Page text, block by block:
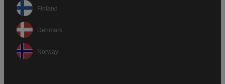
Finland
Denmark
Norway